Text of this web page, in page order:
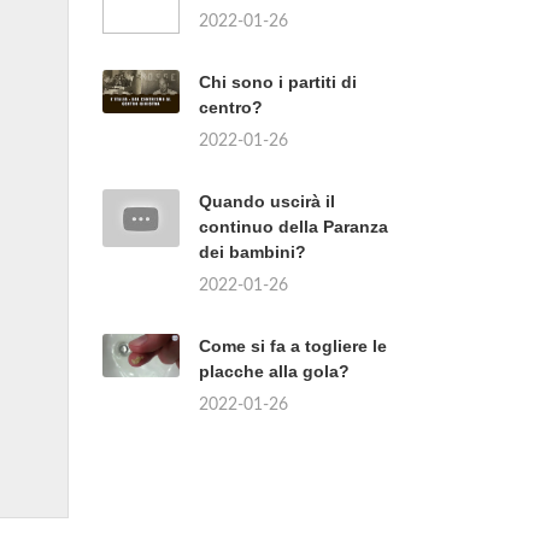
2022-01-26
Chi sono i partiti di
centro?
2022-01-26
Quando uscirà il
continuo della Paranza
dei bambini?
2022-01-26
Come si fa a togliere le
placche alla gola?
2022-01-26